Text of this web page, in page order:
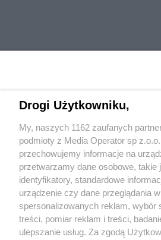
Wydawca mediówlokalnych
Nie zapomnij
zapoznać się z:
polityką prywatności regulamin
Twojemiasto
Drogi Użytkowniku,
My, naszych 1162 zaufanych
podmioty z Media Operator sp
przechowujemy informacje na
przetwarzamy dane osobowe, takie
identyfikatory, standardowe
urządzenie czy dane przeglądania
spersonalizowanych reklam, wybór
treści, pomiar reklam i treści,
ulepszanie usług. Za zgodą